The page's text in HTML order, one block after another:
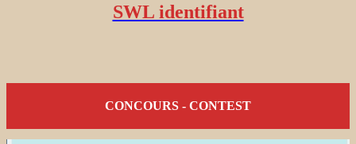
SWL identifiant
CONCOURS - CONTEST